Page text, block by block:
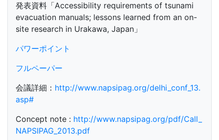
発表資料「Accessibility requirements of tsunami
evacuation manuals; lessons learned from an on-
site research in Urakawa, Japan」
パワーポイント
フルペーパー
会議詳細： http://www.napsipag.org/delhi_conf_13.
asp#
Concept note : http://www.napsipag.org/pdf/Call_
NAPSIPAG_2013.pdf